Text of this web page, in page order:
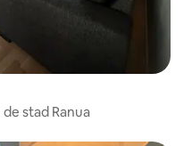
stad Ranua